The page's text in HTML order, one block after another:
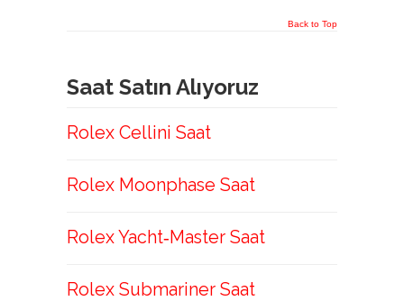
Back to Top
Saat Satın Alıyoruz
Rolex Cellini Saat
Rolex Moonphase Saat
Rolex Yacht‑Master Saat
Rolex Submariner Saat